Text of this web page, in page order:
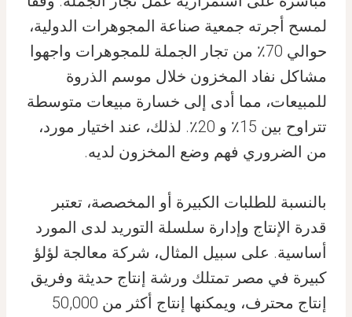
لمسح أجرته جمعية صناعة المجوهرات الدولية،
حوالي 70٪ من تجار الجملة للمجوهرات واجهوا
مشاكل نفاد المخزون خلال موسم الذروة
للمبيعات، مما أدى إلى خسارة مبيعات متوسطة
تتراوح بين 15٪ و 20٪. لذلك، عند اختيار مورد،
من الضروري فهم وضع المخزون لديه.
بالنسبة للطلبات الكبيرة أو المخصصة، تعتبر
قدرة الإنتاج وإدارة سلسلة التوريد لدى المورد
أساسية. على سبيل المثال، شركة معالجة لؤلؤ
كبيرة في مصر تمتلك ورشة إنتاج حديثة وفريق
إنتاج محترف، ويمكنها إنتاج أكثر من 50,000